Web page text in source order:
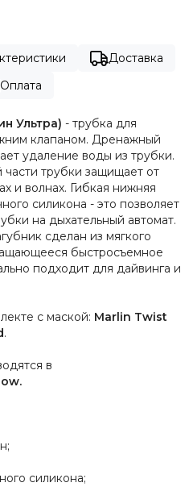
Доставка
Оплата
Ультра) - трубка для
клапаном. Дренажный
удаление воды из трубки.
трубки защищает от
и волнах. Гибкая нижняя
силикона - это позволяет
на дыхательный автомат.
сделан из мягкого
быстросъемное
подходит для дайвинга и
с маской: Marlin Twist
.
в
силикона;